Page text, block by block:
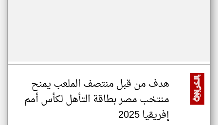
هدف من قبل منتصف الملعب يمنح
منتخب مصر بطاقة التأهل لكأس أمم
إفريقيا 2025